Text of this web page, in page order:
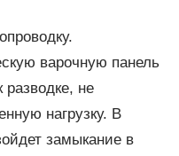
варочную панель
не
нагрузку. В
замыкание в